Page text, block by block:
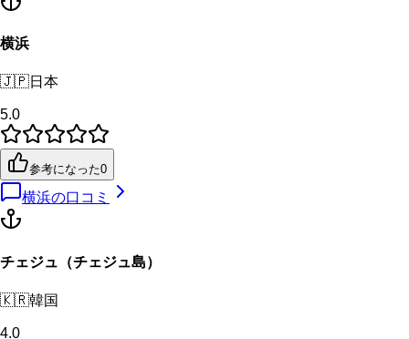
横浜
🇯🇵日本
5.0
参考になった0
横浜の口コミ
チェジュ（チェジュ島）
🇰🇷韓国
4.0